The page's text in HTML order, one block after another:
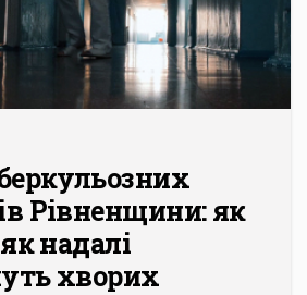
Рівненщини: як
надалі
хворих